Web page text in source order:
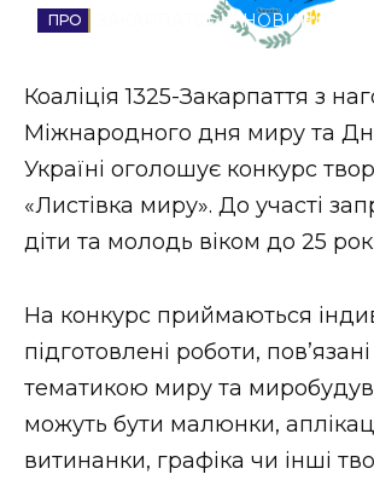
Стиль життя
Втрачений Ужгород
ЗАКАРПАТСЬКІ НОВИНИ
НОВИНИ ЗАХІДНОЇ
ФОТО
ЗАКАРПАТСЬКІ НОВИНИ
Коаліція 1325-Закарпаття з
Міжнародного дня миру та
Україні оголошує конкурс
«Листівка миру». До участі
діти та молодь віком до 25
На конкурс приймаються
підготовлені роботи, пов’язані
тематикою миру та
можуть бути малюнки,
витинанки, графіка чи інші